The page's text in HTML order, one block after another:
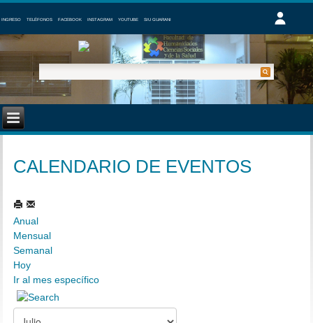
INGRESO TELÉFONOS FACEBOOK INSTAGRAM YOUTUBE SIU GUARANI
CALENDARIO DE EVENTOS
Anual
Mensual
Semanal
Hoy
Ir al mes específico